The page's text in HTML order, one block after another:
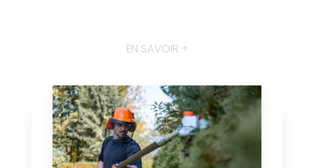
EN SAVOIR +